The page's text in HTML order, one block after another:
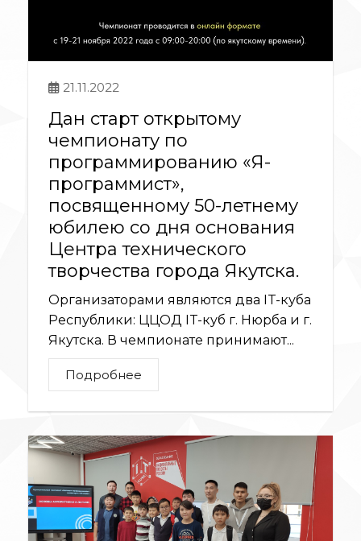
21.11.2022
Дан старт открытому
чемпионату по
программированию «Я-
программист»,
посвященному 50-летнему
юбилею со дня основания
Центра технического
творчества города Якутска.
Организаторами являются два IT-куба
Республики: ЦЦОД IT-куб г. Нюрба и г.
Якутска. В чемпионате принимают...
Подробнее